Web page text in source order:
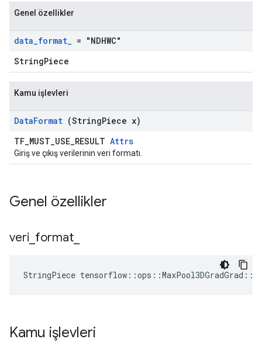
Genel özellikler
data_format_ = "NDHWC"
StringPiece
Kamu işlevleri
DataFormat (StringPiece x)
TF_MUST_USE_RESULT Attrs
Giriş ve çıkış verilerinin veri formatı.
Genel özellikler
veri format
StringPiece
Kamu işlevleri